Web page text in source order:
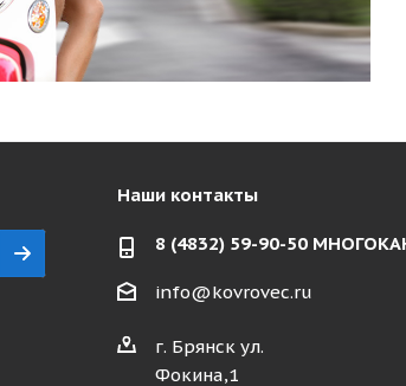
Наши контакты
8 (4832) 59-90-50
info@kovrovec.ru
г. Брянск ул.
Фокина,1